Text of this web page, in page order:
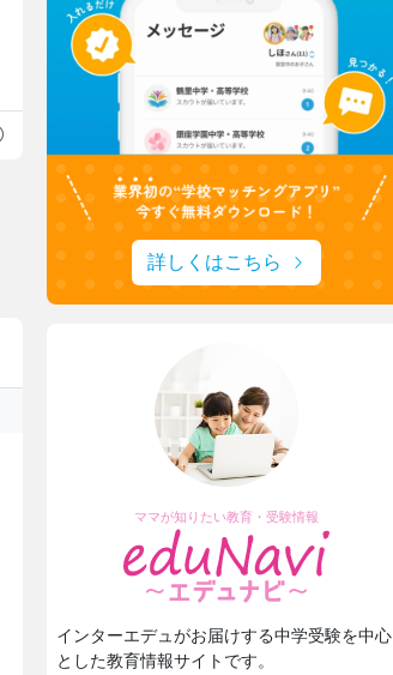
詳しくはこちら
ママが知りたい教育・受験情報
インターエデュがお届けする中学受験を中心
とした教育情報サイトです。